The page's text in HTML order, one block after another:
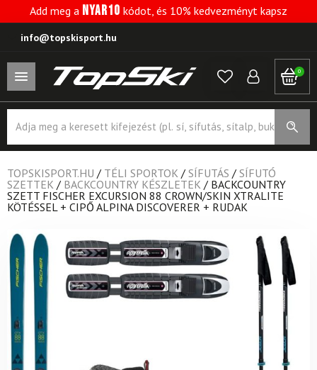
Add meg a NYAR10 kódot, és 10% kedvezményt kapsz
info@topskisport.hu
0
search
TOPSKISPORT.HU / TÉLI SPORTOK / SÍFUTÁS / SÍFUTÓ
SZETTEK / BACKCOUNTRY KÉSZLETEK / BACKCOUNTRY
SZETT FISCHER EXCURSION 88 CROWN/SKIN XTRALITE
KÖTÉSSEL + CIPŐ ALPINA DISCOVERER + RUDAK